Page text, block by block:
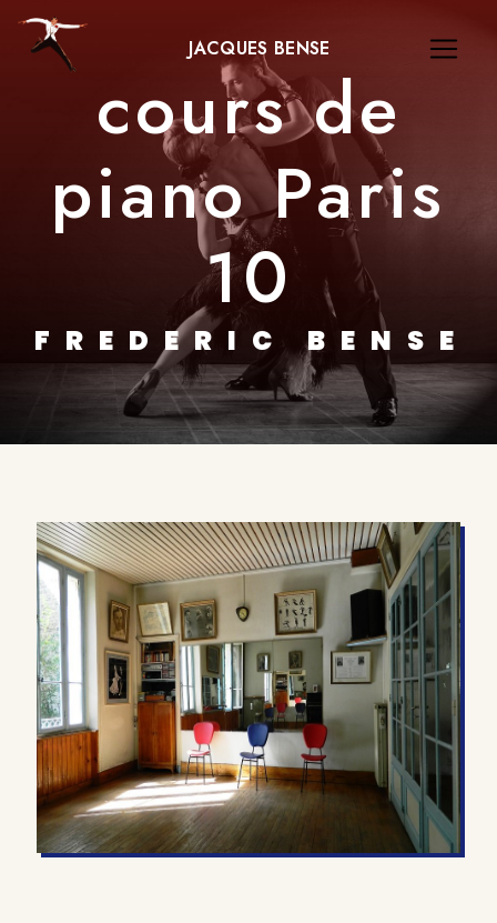
JACQUES BENSE
cours de
piano Paris
10
FREDERIC BENSE
Panneau de gestion des cookies